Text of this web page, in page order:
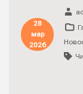
28
мар
2026